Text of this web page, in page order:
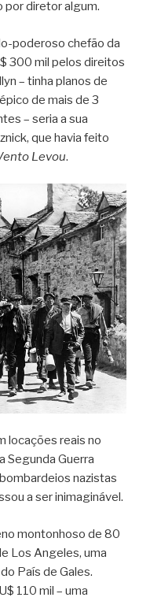
por diretor algum.
poderoso chefão da
300 mil pelos direitos
– tinha planos de
de mais de 3
– seria a sua
que havia feito
Levou.
locações reais no
Segunda Guerra
nazistas
a ser inimaginável.
montonhoso de 80
Los Angeles, uma
País de Gales.
110 mil – uma